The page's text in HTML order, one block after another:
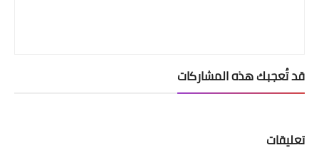
قد تُعجبك هذه المشاركات
تعليقات